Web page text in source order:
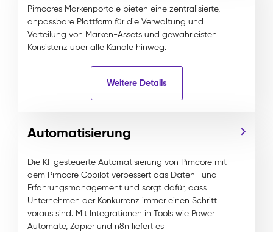
Pimcores Markenportale bieten eine zentralisierte,
anpassbare Plattform für die Verwaltung und
Verteilung von Marken-Assets und gewährleisten
Konsistenz über alle Kanäle hinweg.
Weitere Details
Automatisierung
Die KI-gesteuerte Automatisierung von Pimcore mit
dem Pimcore Copilot verbessert das Daten- und
Erfahrungsmanagement und sorgt dafür, dass
Unternehmen der Konkurrenz immer einen Schritt
voraus sind. Mit Integrationen in Tools wie Power
Automate, Zapier und n8n liefert es